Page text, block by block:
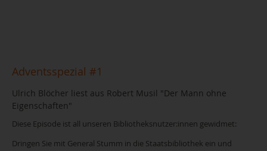
Adventsspezial #1
Ulrich Blöcher liest aus Robert Musil "Der Mann ohne
Eigenschaften"
Diese Episode ist all unseren Bibliotheksnutzer:innen gewidmet:
Dringen Sie mit General Stumm in die Staatsbibliothek ein und